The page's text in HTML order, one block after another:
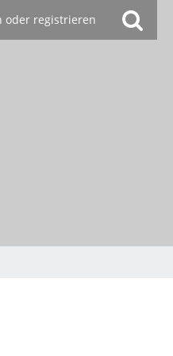
oder registrieren